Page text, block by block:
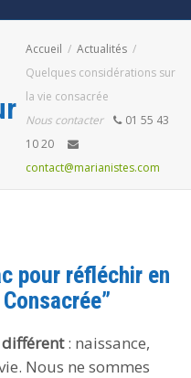
Accueil
Actualités
Quelques considérations sur
la vie consacrée
Nous contacter
01 55 43
10 20
contact@marianistes.com
pour réfléchir en
différent: naissance,
Nous ne sommes